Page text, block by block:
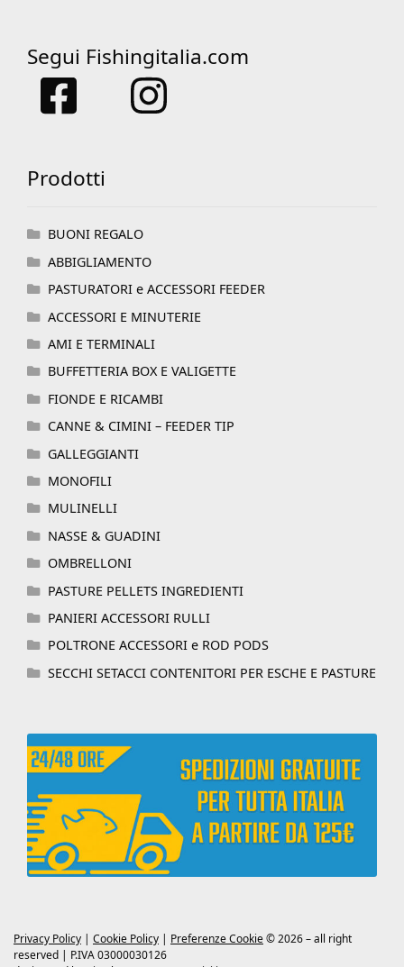
Segui Fishingitalia.com
Prodotti
BUONI REGALO
ABBIGLIAMENTO
PASTURATORI e ACCESSORI FEEDER
ACCESSORI E MINUTERIE
AMI E TERMINALI
BUFFETTERIA BOX E VALIGETTE
FIONDE E RICAMBI
CANNE & CIMINI – FEEDER TIP
GALLEGGIANTI
MONOFILI
MULINELLI
NASSE & GUADINI
OMBRELLONI
PASTURE PELLETS INGREDIENTI
PANIERI ACCESSORI RULLI
POLTRONE ACCESSORI e ROD PODS
SECCHI SETACCI CONTENITORI PER ESCHE E PASTURE
Privacy Policy | Cookie Policy | Preferenze Cookie© 2026 – all right
reserved | P.IVA 03000030126